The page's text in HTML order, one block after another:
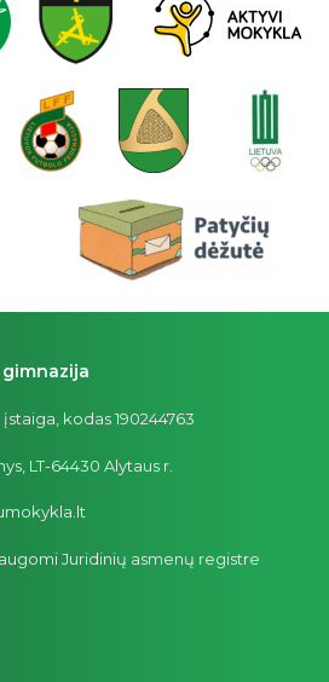
kodas 190244763
LT-64430 Alytaus r.
Juridinių asmenų registre